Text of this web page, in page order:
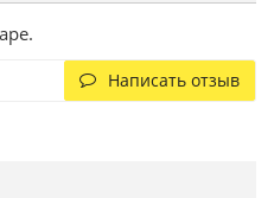
Написать отзыв